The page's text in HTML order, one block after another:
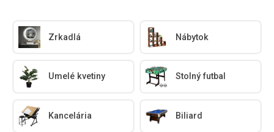
Zrkadlá Nábytok
Umelé kvetiny Stolný futbal
Kancelária Biliard